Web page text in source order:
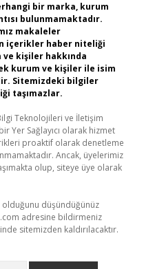
bir marka, kurum
bulunmamaktadır.
makaleler
içerikler haber niteliği
kişiler hakkında
kurum ve kişiler ile isim
Sitemizdeki bilgiler
taşımazlar.
Teknolojileri ve İletişim
Yer Sağlayıcı olarak hizmet
proaktif olarak denetleme
Ancak, üyelerimiz
olup, siteye üye olarak
olduğunu düşündüğünüz
adresine bildirmeniz
sitemizden kaldırılacaktır.